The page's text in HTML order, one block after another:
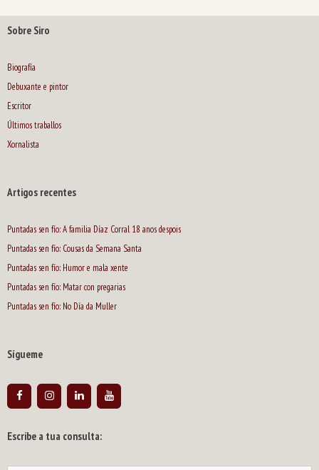
Sobre Siro
Biografía
Debuxante e pintor
Escritor
Últimos traballos
Xornalista
Artigos recentes
Puntadas sen fío: A familia Díaz Corral 18 anos despois
Puntadas sen fío: Cousas da Semana Santa
Puntadas sen fío: Humor e mala xente
Puntadas sen fío: Matar con pregarias
Puntadas sen fío: No Día da Muller
Sígueme
Escribe a tua consulta: